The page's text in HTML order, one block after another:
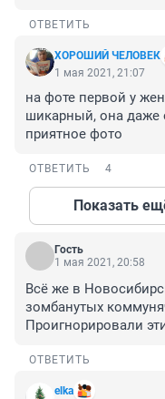
ОТВЕТИТЬ
ХОРОШИЙ ЧЕЛОВЕК
1 мая 2021, 21:07
на фоте первой у
шикарный, она даже
приятное фото
ОТВЕТИТЬ 4
Показать
Гость
1 мая 2021, 20:58
Всё же в
зомбанутых
Проигнорировали
ОТВЕТИТЬ
elka